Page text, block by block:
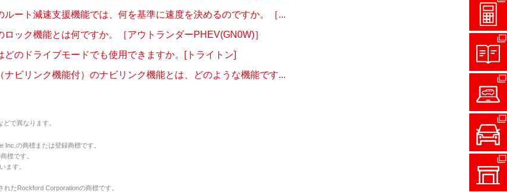
ルート減速支援機能では、何を基準に速度を決めるのですか。［...
ロック機能とは何ですか。［アウトランダーPHEV(GN0W)］
どのドライブモードでも使用できますか。[トライトン]
ナビリンク機能付）のナビリンク機能とは、どのような機能です...
で異なります。
Inc.の商標または登録商標です。
標です。
ます。
たRockford Corporationの商標です。